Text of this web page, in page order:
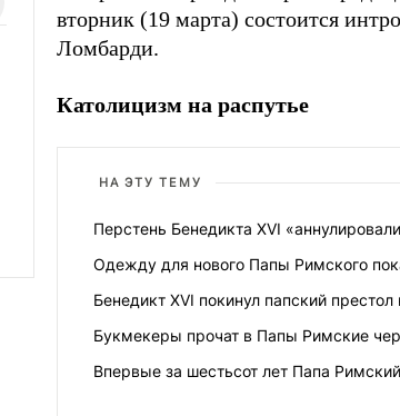
вторник (19 марта) состоится
Ломбарди.
Католицизм на распутье
НА ЭТУ ТЕМУ
Перстень Бенедикта XVI
Одежду для нового Папы Римского
Бенедикт XVI покинул папский престол
Букмекеры прочат в Папы Римские
Впервые за шестьсот лет Папа